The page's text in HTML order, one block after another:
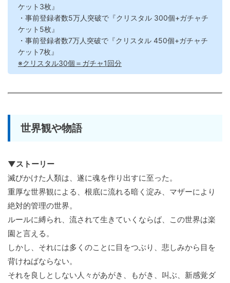
ケット3枚』
・事前登録者数5万人突破で『クリスタル 300個+ガチャチ
ケット5枚』
・事前登録者数7万人突破で『クリスタル 450個+ガチャチ
ケット7枚』
※クリスタル30個＝ガチャ1回分
世界観や物語
▼ストーリー
滅びかけた人類は、遂に魂を作り出すに至った。
重厚な世界観による、根底に流れる暗く淀み、マザーにより
絶対的管理の世界。
ルールに縛られ、流されて生きていくならば、この世界は楽
園と言える。
しかし、それには多くのことに目をつぶり、悲しみから目を
背けねばならない。
それを良しとしない人々があがき、もがき、叫ぶ、新感覚ダ